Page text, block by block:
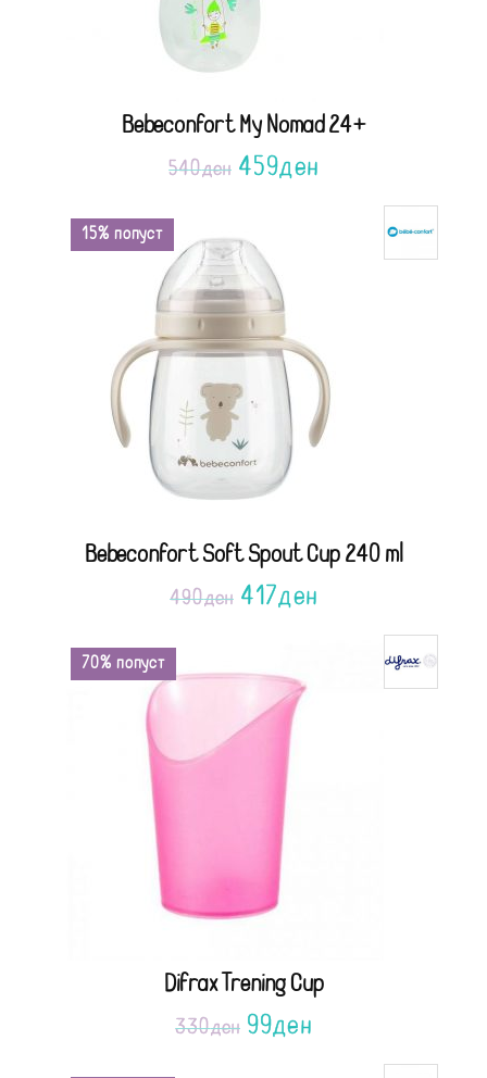
Bebeconfort My Nomad 24+
540ден 459ден
15% попуст
Bebeconfort Soft Spout Cup 240 ml
490ден 417ден
70% попуст
Difrax Trening Cup
330ден 99ден